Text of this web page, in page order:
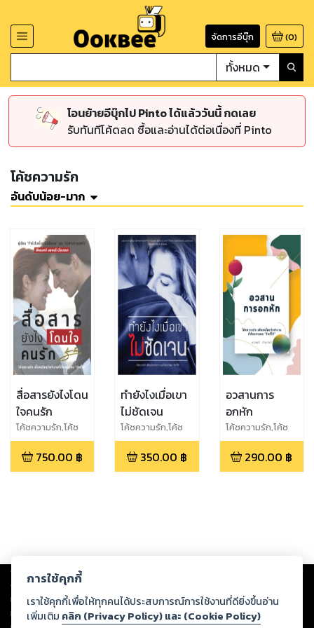
จัดการอีบุ๊ก (0)
ทั้งหมด
โอนย้ายอีบุ๊กไป Pinto ได้แล้ววันนี้ กดเลย
รับทันทีโค้ดลด ซื้อและอ่านได้ต่อเนื่องที่ Pinto
โค้ชความรัก
อันดับน้อย-มาก
สื่อสารยังไงโดน
ใจคนรัก
โค้ชความรัก,โค้ช
แมกซ์ นฤพนธ์ เวียง
ชนก, โค้ชความรัก
เพื่อคนโสดวัย
750.00 ฿
ทำยังไงเมื่อเขา
ไม่ชัดเจน
โค้ชความรัก,โค้ช
แมกซ์ นฤพนธ์ เวียง
ชนก 350.00 ฿
อวสานการ
อกหัก
โค้ชความรัก,โค้ช
แมกซ์ นฤพนธ์ เวียง
ชนก 290.00 ฿
Copyright © 2026
ต่อผลงานหรือเนื้อหาใดที่อัปโหลดผ่านเว็บไซต์และปรากฏว่าละเมิดสิทธิใน
ทรัพย์สินทางปัญญาของบุคคลอื่นหรือขัดต่อกฎหมายและศีลธรรม ดังนั้น ผู้อ่าน
ทุกท่านโปรดใช้วิจารณญาณในการกลั่นกรองด้วยตนเอง และหากท่านพบว่าส่วน
การใช้คุกกี้
เราใช้คุกกี้เพื่อให้ทุกคนได้ประสบการณ์การใช้งานที่ดียิ่งขึ้นอ่าน
เพิ่มเติม คลิก (Privacy Policy) และ (Cookie Policy)